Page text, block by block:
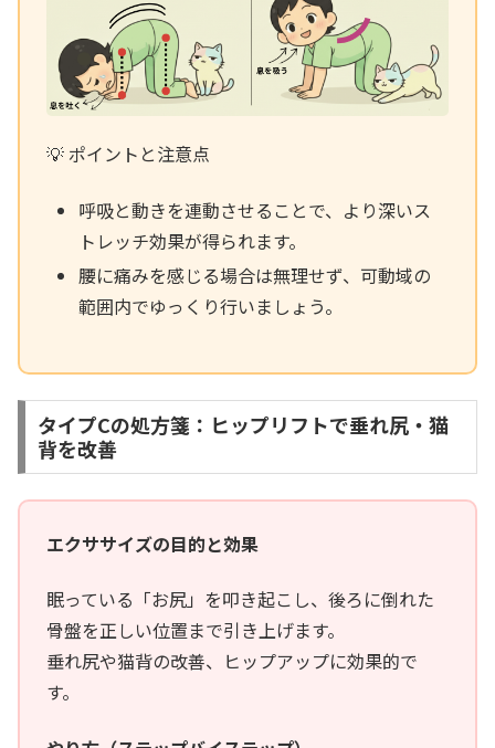
💡 ポイントと注意点
呼吸と動きを連動させることで、より深いス
トレッチ効果が得られます。
腰に痛みを感じる場合は無理せず、可動域の
範囲内でゆっくり行いましょう。
タイプCの処方箋：ヒップリフトで垂れ尻・猫
背を改善
エクササイズの目的と効果
眠っている「お尻」を叩き起こし、後ろに倒れた
骨盤を正しい位置まで引き上げます。
垂れ尻や猫背の改善、ヒップアップに効果的で
す。